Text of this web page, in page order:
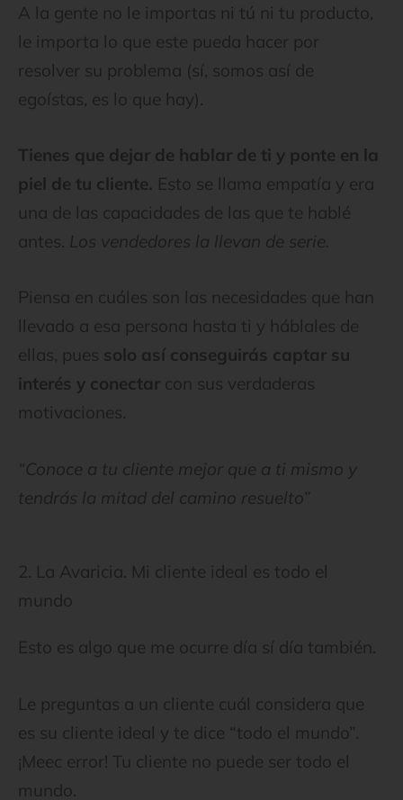
A la gente no le importas ni tú ni tu producto,
le importa lo que este pueda hacer por
resolver su problema (sí, somos así de
egoístas, es lo que hay).
Tienes que dejar de hablar de ti y ponte en la
piel de tu cliente. Esto se llama empatía y era
una de las capacidades de las que te hablé
antes. Los vendedores la llevan de serie.
Piensa en cuáles son las necesidades que han
llevado a esa persona hasta ti y háblales de
ellas, pues solo así conseguirás captar su
interés y conectar con sus verdaderas
motivaciones.
“Conoce a tu cliente mejor que a ti mismo y
tendrás la mitad del camino resuelto”
2. La Avaricia. Mi cliente ideal es todo el
mundo
Esto es algo que me ocurre día sí día también.
Le preguntas a un cliente cuál considera que
es su cliente ideal y te dice “todo el mundo”.
¡Meec error! Tu cliente no puede ser todo el
mundo.